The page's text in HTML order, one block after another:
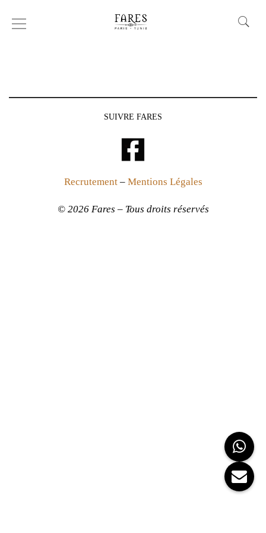
Cravate
SUIVRE FARES
Recrutement– Mentions Légales
© 2026 Fares – Tous droits réservés